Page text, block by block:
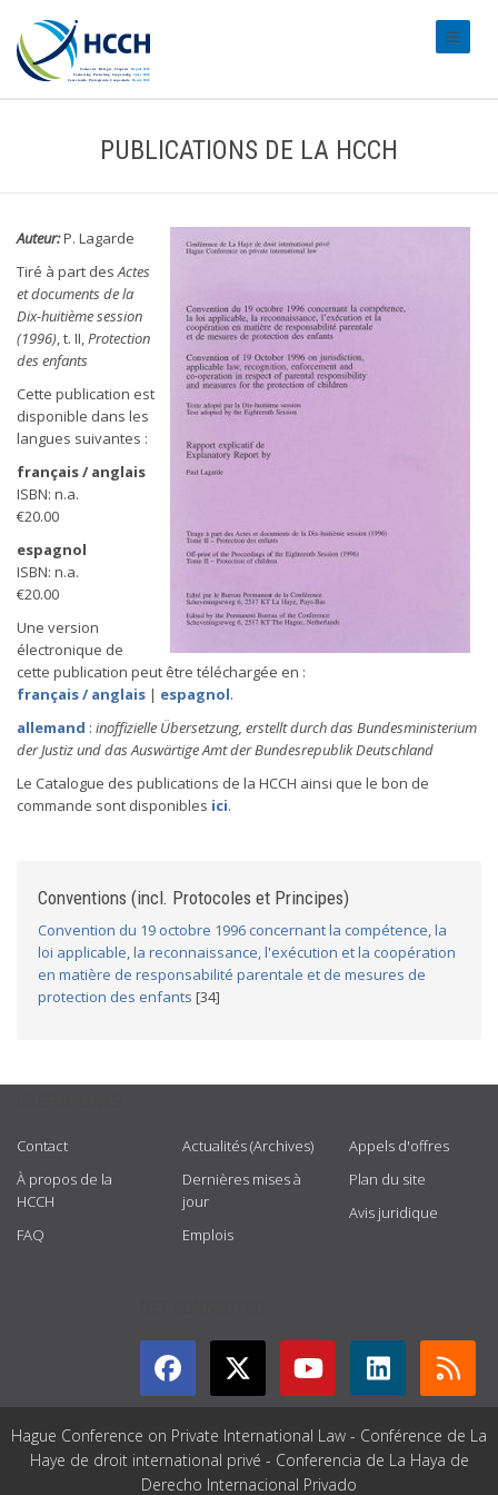
PUBLICATIONS DE LA HCCH
Auteur:P. Lagarde
Tiré à part desActes
et documents de la
Dix-huitième session
(1996), t. II,Protection
des enfants
Cette publication est
disponible dans les
langues suivantes :
français / anglais
ISBN: n.a.
€20.00
espagnol
ISBN: n.a.
€20.00
Une version
électronique de
cette publication peut être téléchargée en :
français / anglais | espagnol.
allemand : inoffizielle Übersetzung, erstellt durch das Bundesministerium
der Justiz und das Auswärtige Amt der Bundesrepublik Deutschland
Le Catalogue des publications de la HCCH ainsi que le bon de
commande sont disponibles ici.
Conventions (incl. Protocoles et Principes)
Convention du 19 octobre 1996 concernant la compétence, la
loi applicable, la reconnaissance, l'exécution et la coopération
en matière de responsabilité parentale et de mesures de
protection des enfants [34]
Contact
À propos de la
HCCH
FAQ
Actualités (Archives)
Dernières mises à
jour
Emplois
Appels d'offres
Plan du site
Avis juridique
Hague Conference on Private International Law - Conférence de La
Haye de droit international privé - Conferencia de La Haya de
Derecho Internacional Privado